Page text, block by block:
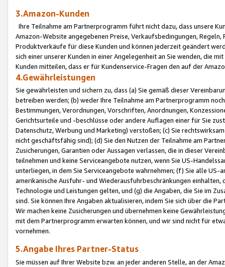
3.Amazon-Kunden
Ihre Teilnahme am Partnerprogramm führt nicht dazu, dass unsere
Amazon-Website angegebenen Preise, Verkaufsbedingungen,
Produktverkäufe für diese Kunden und können jederzeit geändert
sich einer unserer Kunden in einer Angelegenheit an Sie wenden, die
Kunden mitteilen, dass er für Kundenservice-Fragen den auf der
4.Gewährleistungen
Sie gewährleisten und sichern zu, dass (a) Sie gemäß dieser
betreiben werden; (b) weder Ihre Teilnahme am Partnerprogramm
Bestimmungen, Verordnungen, Vorschriften, Anordnungen,
Gerichtsurteile und -beschlüsse oder andere Auflagen einer für Sie
Datenschutz, Werbung und Marketing) verstoßen; (c) Sie
nicht geschäftsfähig sind); (d) Sie den Nutzen der Teilnahme am
Zusicherungen, Garantien oder Aussagen verlassen, die in dieser
teilnehmen und keine Serviceangebote nutzen, wenn Sie US-
unterliegen, in dem Sie Serviceangebote wahrnehmen; (f) Sie alle
amerikanische Ausfuhr- und Wiederausfuhrbeschränkungen
Technologie und Leistungen gelten, und (g) die Angaben, die Sie im
sind. Sie können Ihre Angaben aktualisieren, indem Sie sich über die
Wir machen keine Zusicherungen und übernehmen keine
mit dem Partnerprogramm erwarten können, und wir sind nicht für
vornehmen.
5.Angabe Ihres Partner-Status
Sie müssen auf Ihrer Website bzw. an jeder anderen Stelle, an der